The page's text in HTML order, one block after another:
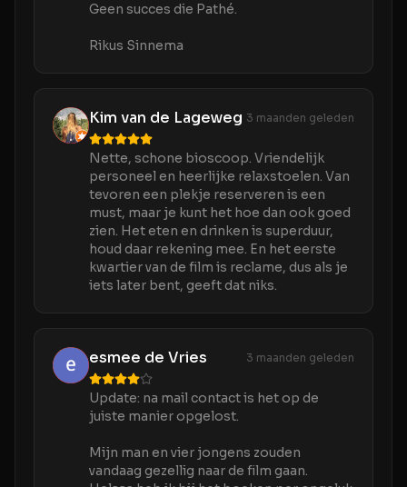
Geen succes die Pathé.
Rikus Sinnema
Kim van de Lageweg 3 maanden geleden
Nette, schone bioscoop. Vriendelijk
personeel en heerlijke relaxstoelen. Van
tevoren een plekje reserveren is een
must, maar je kunt het hoe dan ook goed
zien. Het eten en drinken is superduur,
houd daar rekening mee. En het eerste
kwartier van de film is reclame, dus als je
iets later bent, geeft dat niks.
esmee de Vries 3 maanden geleden
Update: na mail contact is het op de
juiste manier opgelost.
Mijn man en vier jongens zouden
vandaag gezellig naar de film gaan.